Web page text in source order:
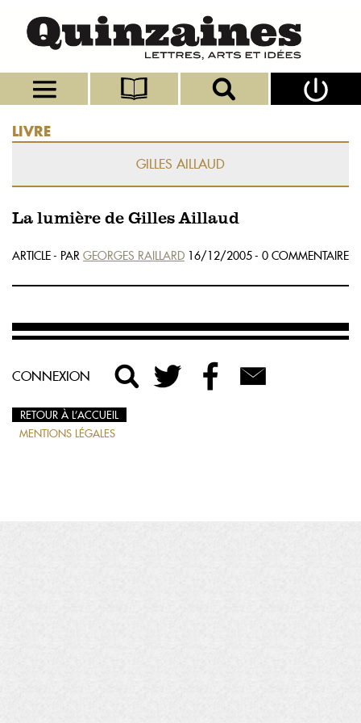
LIVRE
GILLES AILLAUD
La lumière de Gilles Aillaud
ARTICLE - PAR GEORGES RAILLARD 16/12/2005 - 0 COMMENTAIRE
CONNEXION
RETOUR À L’ACCUEIL
MENTIONS LÉGALES